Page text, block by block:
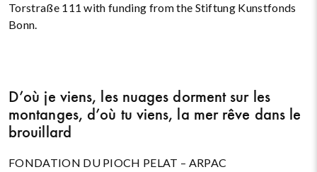
Torstraße 111 with funding from the Stiftung Kunstfonds
Bonn.
D’où je viens, les nuages dorment sur les
montanges, d’où tu viens, la mer rêve dans le
brouillard
FONDATION DU PIOCH PELAT – ARPAC